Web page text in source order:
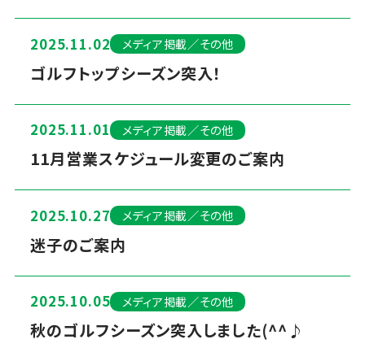
2025.11.02 メディア掲載／その他
ゴルフトップシーズン突入！
2025.11.01 メディア掲載／その他
11月営業スケジュール変更のご案内
2025.10.27 メディア掲載／その他
迷子のご案内
2025.10.05 メディア掲載／その他
秋のゴルフシーズン突入しました(^^♪